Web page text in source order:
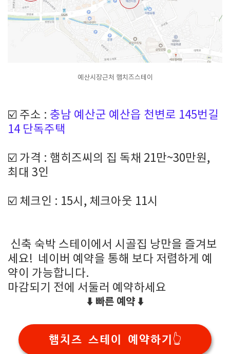
예산시장근처 햄치즈스테이
☑️ 주소 : 충남 예산군 예산읍 천변로 145번길
14 단독주택
☑️ 가격 : 햄히즈씨의 집 독채 21만~30만원,
최대 3인
☑️ 체크인 : 15시, 체크아웃 11시
신축 숙박 스테이에서 시골집 낭만을 즐겨보
세요! 네이버 예약을 통해 보다 저렴하게 예
약이 가능합니다.
마감되기 전에 서둘러 예약하세요
⬇️ 빠른 예약 ⬇️
햄치즈 스테이 예약하기👆